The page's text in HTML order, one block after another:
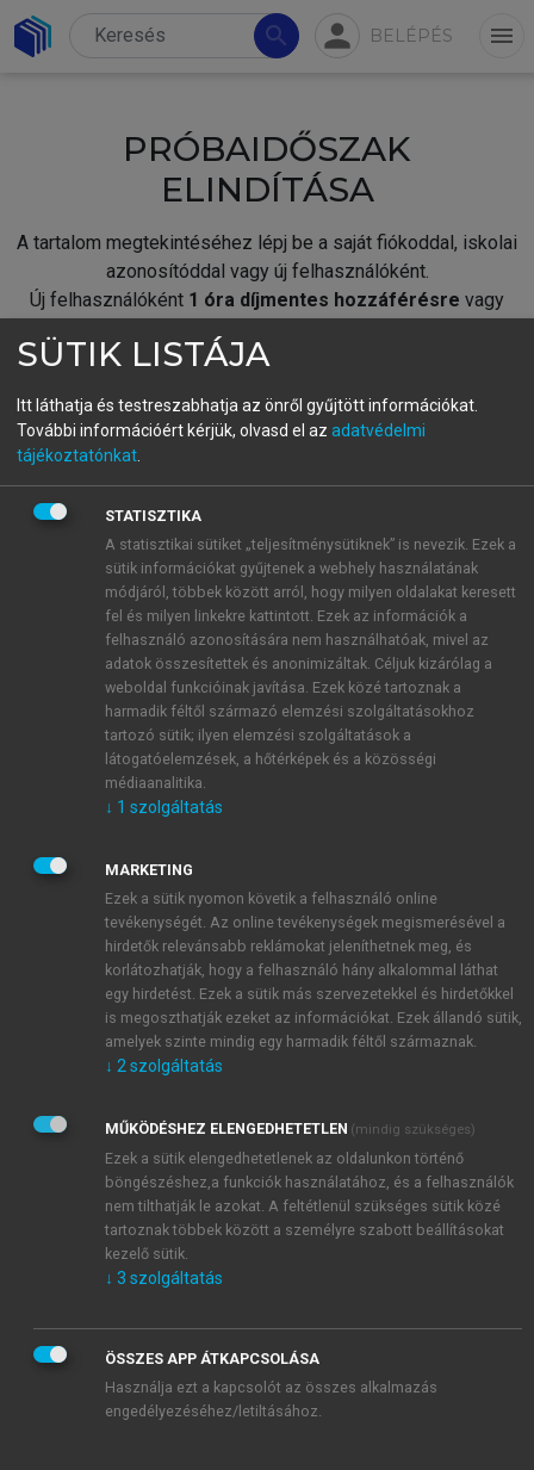
search person BELÉPÉS menu
PRÓBAIDŐSZAK
ELINDÍTÁSA
A tartalom megtekintéséhez lépj be a saját fiókoddal, iskolai
azonosítóddal vagy új felhasználóként.
Új felhasználóként 1 óra díjmentes hozzáférésre vagy
fiókoddal,vagy hozz létre új fiókot.
A regisztráció után apróbaidőszakautomatikusan
BELÉPÉS SAJÁT FIÓKKAL
ÚJ FIÓK LÉTREHOZÁSA
1 óra díjmentes hozzáférés
E-MAIL-CÍM
JELSZÓ
JELSZÓ ÚJRA
Kérek értesítést a MeRSZ újdonságairól, akcióiról.
Kérek értesítést az Akadémiai Kiadó Zrt. újdonságairól,
Adatkezelési tájékoztatóbanfoglaltakat tudomásul
veszem és elfogadom.
Általános vásárlási feltételeket, valamint a szotar.netés a
mersz.huoldalak licencszerződéseiben foglaltakat
tudomásul veszem és elfogadom.
KIPRÓBÁLOM
SÜTIK LISTÁJA
Itt láthatja és testreszabhatja az önről gyűjtött információkat.
További információért kérjük, olvasd el az adatvédelmi
tájékoztatónkat
STATISZTIKA
A statisztikai sütiket „teljesítménysütiknek” is nevezik. Ezek a
sütik információkat gyűjtenek a webhely használatának
módjáról, többek között arról, hogy milyen oldalakat keresett
fel és milyen linkekre kattintott. Ezek az információk a
felhasználó azonosítására nem használhatóak, mivel az
adatok összesítettek és anonimizáltak. Céljuk kizárólag a
weboldal funkcióinak javítása. Ezek közé tartoznak a
harmadik féltől származó elemzési szolgáltatásokhoz
tartozó sütik; ilyen elemzési szolgáltatások a
látogatóelemzések, a hőtérképek és a közösségi
médiaanalitika.
↓ 1 szolgáltatás
MARKETING
Ezek a sütik nyomon követik a felhasználó online
tevékenységét. Az online tevékenységek megismerésével a
hirdetők relevánsabb reklámokat jeleníthetnek meg, és
korlátozhatják, hogy a felhasználó hány alkalommal láthat
egy hirdetést. Ezek a sütik más szervezetekkel és hirdetőkkel
is megoszthatják ezeket az információkat. Ezek állandó sütik,
amelyek szinte mindig egy harmadik féltől származnak.
↓ 2 szolgáltatás
MŰKÖDÉSHEZ ELENGEDHETETLEN (mindig szükséges)
Ezek a sütik elengedhetetlenek az oldalunkon történő
böngészéshez,a funkciók használatához, és a felhasználók
nem tilthatják le azokat. A feltétlenül szükséges sütik közé
tartoznak többek között a személyre szabott beállításokat
kezelő sütik.
↓ 3 szolgáltatás
ÖSSZES APP ÁTKAPCSOLÁSA
Használja ezt a kapcsolót az összes alkalmazás
engedélyezéséhez/letiltásához.